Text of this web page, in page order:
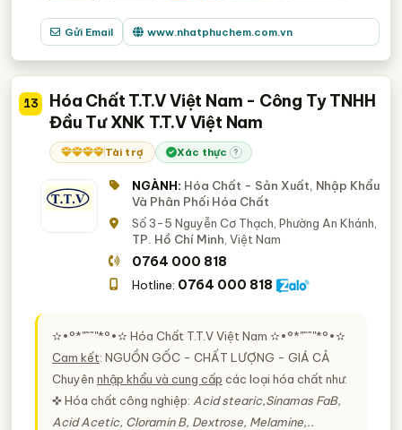
Gửi Email www.nhatphuchem.com.vn
13
Hóa Chất T.T.V Việt Nam - Công Ty TNHH
Đầu Tư XNK T.T.V Việt Nam
Tài trợ Xác thực ?
NGÀNH: Hóa Chất - Sản Xuất, Nhập Khẩu
Và Phân Phối Hóa Chất
Số 3-5 Nguyễn Cơ Thạch, Phường An Khánh,
TP. Hồ Chí Minh , Việt Nam
0764 000 818
Hotline: 0764 000 818
✫•°*"˜˜"*°•✫ Hóa Chất T.T.V Việt Nam ✫•°*"˜˜"*°•✫
Cam kết: NGUỒN GỐC - CHẤT LƯỢNG - GIÁ CẢ
Chuyên nhập khẩu và cung cấp các loại hóa chất như:
✜ Hóa chất công nghiệp: Acid stearic,Sinamas FaB,
Acid Acetic, Cloramin B, Dextrose, Melamine,..